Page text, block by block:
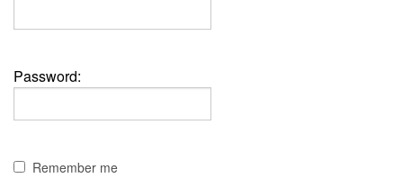
Password:
Remember me